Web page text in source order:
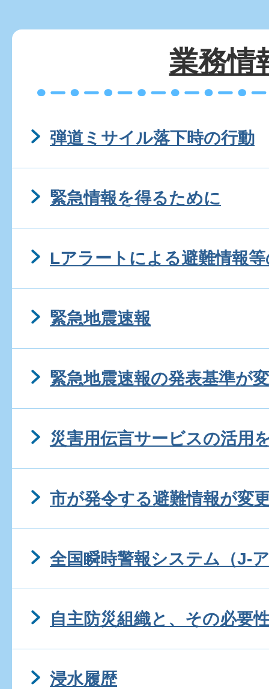
業務情
弾道ミサイル落下時の行動
緊急情報を得るために
Lアラートによる避難情報
緊急地震速報
緊急地震速報の発表基準が
災害用伝言サービスの活用
市が発令する避難情報が変
全国瞬時警報システム（J-
自主防災組織と、その必要
浸水履歴